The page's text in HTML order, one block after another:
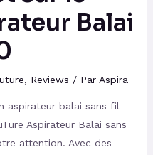
Balai
, Reviews / Par Aspira
aspirateur balai sans fil
Aspirateur Balai sans
attention. Avec des